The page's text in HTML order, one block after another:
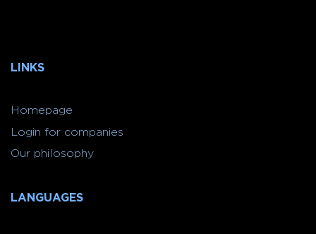
LINKS
Homepage
Login for companies
Our philosophy
LANGUAGES